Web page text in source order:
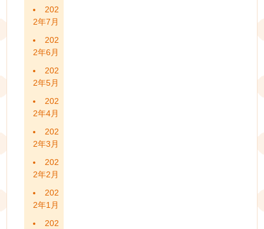
202
2年7月
202
2年6月
202
2年5月
202
2年4月
202
2年3月
202
2年2月
202
2年1月
202